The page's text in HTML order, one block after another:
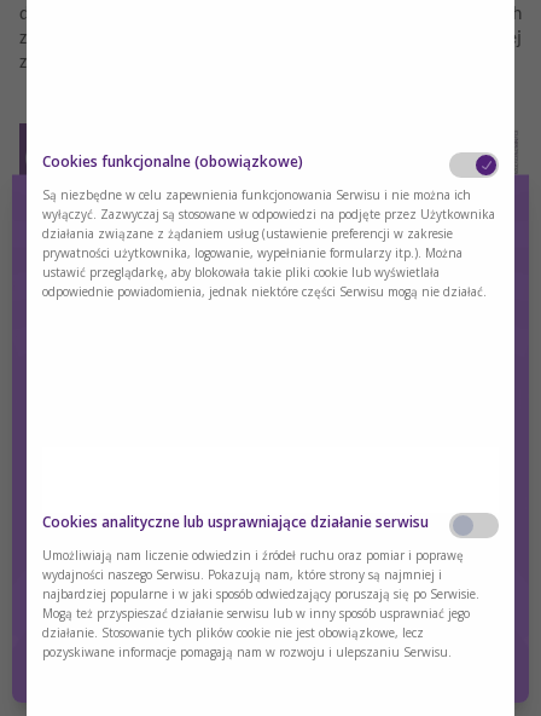
dlaczego odpowiednia dieta jest kluczowa dla poprawy ich
zdrowia i samopoczucia oraz jakie wyzwania wiążą się z jej
zapewnieniem.
Występują:
02:40 – konsekwencje metaboliczne rozległego udaru
mózgu, faza ostra, wczesna choroby krytycznej
10:35 – dysfagia jako największe zagrożenie na kolejnym
etapie leczenia
Czy jesteś osobą posiadającą kwalifikacje z
zakresu medycyny, farmacji, pielęgniarstwa,
dietetyki?
Tak Nie
Cookies funkcjonalne (obowiązkowe)
Są niezbędne w celu zapewnienia funkcjonowania Serwisu i nie można ich
wyłączyć. Zazwyczaj są stosowane w odpowiedzi na podjęte przez Użytkownika
działania związane z żądaniem usług (ustawienie preferencji w zakresie
prywatności użytkownika, logowanie, wypełnianie formularzy itp.). Można
ustawić przeglądarkę, aby blokowała takie pliki cookie lub wyświetlała
odpowiednie powiadomienia, jednak niektóre części Serwisu mogą nie działać.
Cookies analityczne lub usprawniające działanie serwisu
Umożliwiają nam liczenie odwiedzin i źródeł ruchu oraz pomiar i poprawę
wydajności naszego Serwisu. Pokazują nam, które strony są najmniej i
najbardziej popularne i w jaki sposób odwiedzający poruszają się po Serwisie.
Mogą też przyspieszać działanie serwisu lub w inny sposób usprawniać jego
działanie. Stosowanie tych plików cookie nie jest obowiązkowe, lecz
pozyskiwane informacje pomagają nam w rozwoju i ulepszaniu Serwisu.